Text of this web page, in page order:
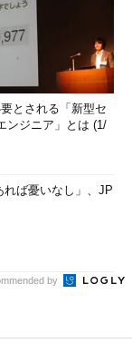
とされる「新型セ
ンジニア」とは (1/
ば憂いなし」、JP
by